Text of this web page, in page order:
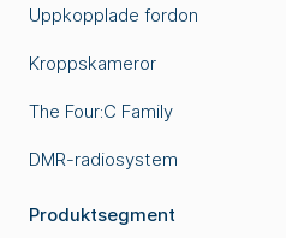
Uppkopplade fordon
Kroppskameror
The Four:C Family
DMR-radiosystem
Produktsegment